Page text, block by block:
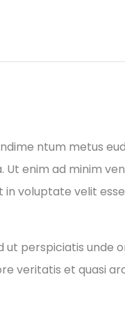
ntum metus
enim ad minim
voluptate velit
perspiciatis unde
veritatis et quasi